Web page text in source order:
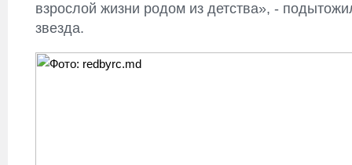
взрослой жизни родом из детства», -
звезда.